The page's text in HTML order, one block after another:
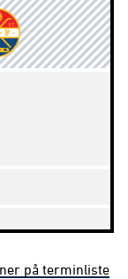
på terminliste